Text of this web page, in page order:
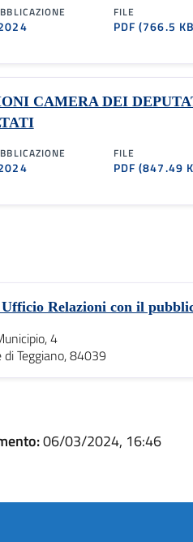
FILE
PDF(766.5
CAMERA DEI
FILE
PDF(847.49
Relazioni con il
4
di Teggiano, 84039
06/03/2024, 16:46